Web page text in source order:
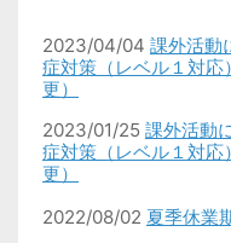
2023/04/04 課外活動
症対策（レベル１対
更）
2023/01/25 課外活動
症対策（レベル１対
更）
2022/08/02 夏季休業